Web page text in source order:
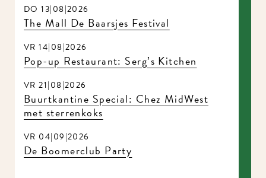
DO 13|08|2026
The Mall De Baarsjes Festival
VR 14|08|2026
Pop-up Restaurant: Serg’s Kitchen
VR 21|08|2026
Buurtkantine Special: Chez MidWest
met sterrenkoks
VR 04|09|2026
De Boomerclub Party